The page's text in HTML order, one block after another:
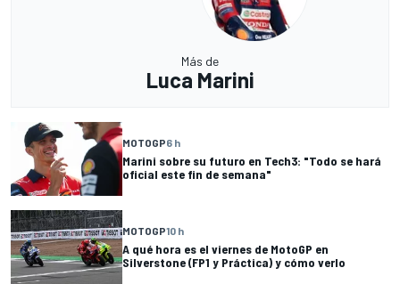
Más de
Luca Marini
MOTOGP6 h
Marini sobre su futuro en Tech3: "Todo se hará
oficial este fin de semana"
MOTOGP10 h
A qué hora es el viernes de MotoGP en
Silverstone (FP1 y Práctica) y cómo verlo